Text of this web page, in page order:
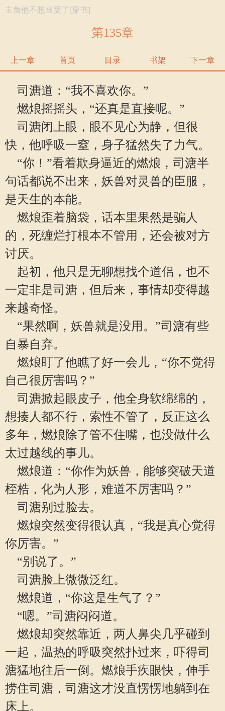
主角他不想当受了[穿书]
第135章
上一章 首页 目录 书架 下一章
司溏道：“我不喜欢你。”
燃烺摇摇头，“还真是直接呢。”
司溏闭上眼，眼不见心为静，但很
快，他呼吸一窒，身子猛然失了力气。
“你！”看着欺身逼近的燃烺，司溏半
句话都说不出来，妖兽对灵兽的臣服，
是天生的本能。
燃烺歪着脑袋，话本里果然是骗人
的，死缠烂打根本不管用，还会被对方
讨厌。
起初，他只是无聊想找个道侣，也不
一定非是司溏，但后来，事情却变得越
来越奇怪。
“果然啊，妖兽就是没用。”司溏有些
自暴自弃。
燃烺盯了他瞧了好一会儿，“你不觉得
自己很厉害吗？”
司溏掀起眼皮子，他全身软绵绵的，
想揍人都不行，索性不管了，反正这么
多年，燃烺除了管不住嘴，也没做什么
太过越线的事儿。
燃烺道：“你作为妖兽，能够突破天道
桎梏，化为人形，难道不厉害吗？”
司溏别过脸去。
燃烺突然变得很认真，“我是真心觉得
你厉害。”
“别说了。”
司溏脸上微微泛红。
燃烺道，“你这是生气了？”
“嗯。”司溏闷闷道。
燃烺却突然靠近，两人鼻尖几乎碰到
一起，温热的呼吸突然扑过来，吓得司
溏猛地往后一倒。燃烺手疾眼快，伸手
捞住司溏，司溏这才没直愣愣地躺到在
床上。